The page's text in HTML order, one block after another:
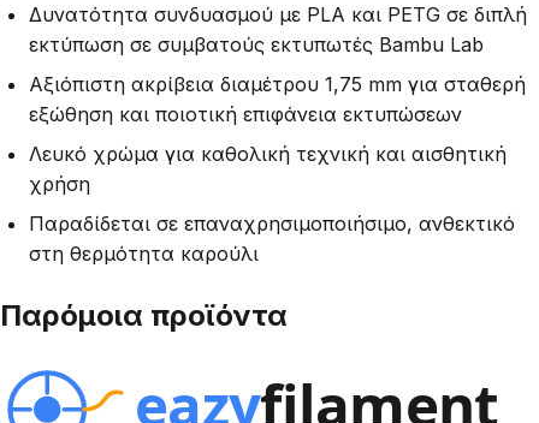
Δυνατότητα συνδυασμού με PLA και PETG σε διπλή
εκτύπωση σε συμβατούς εκτυπωτές Bambu Lab
Αξιόπιστη ακρίβεια διαμέτρου 1,75 mm για σταθερή
εξώθηση και ποιοτική επιφάνεια εκτυπώσεων
Λευκό χρώμα για καθολική τεχνική και αισθητική
χρήση
Παραδίδεται σε επαναχρησιμοποιήσιμο, ανθεκτικό
στη θερμότητα καρούλι
Παρόμοια προϊόντα